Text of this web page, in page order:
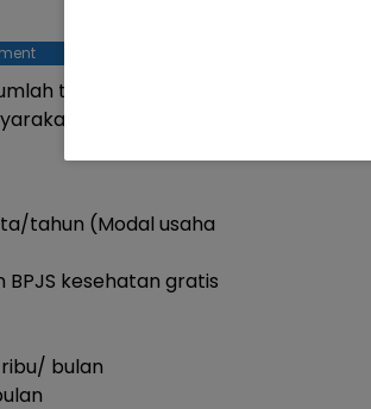
turunan program yang
tahun (Modal usaha
BPJS kesehatan gratis
bulan